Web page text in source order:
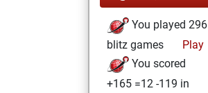
You played 296
blitz games
Play
You scored
+165 =12 -119 in